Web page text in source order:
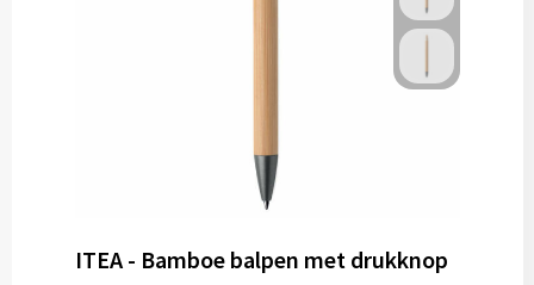
ITEA - Bamboe balpen met drukknop